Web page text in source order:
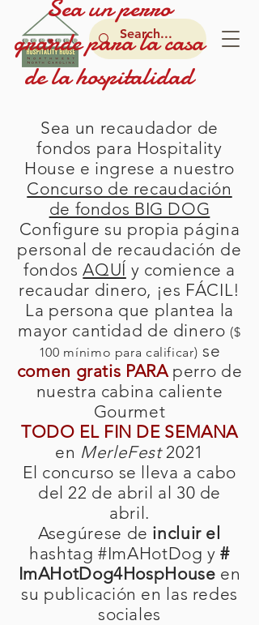
Sea un perro
grande para lacasa
de lahospitalidad
Sea un recaudador de
fondos para Hospitality
House e ingrese a nuestro
Concurso de recaudación
de fondos BIG DOG
Configure su propia página
personal de recaudación de
fondosAQUÍ y comience a
recaudar dinero, ¡es FÁCIL!
La persona que plantea la
mayor cantidad de dinero ($
100 mínimo para calificar) se
comen gratis PARA perro de
nuestra cabina caliente
Gourmet
TODO EL FIN DE SEMANA
en MerleFest2021
El concurso se lleva a cabo
del 22 de abril al 30 de
abril.
Asegúrese de incluir el
hashtag #ImAHotDog y#
ImAHotDog4HospHouse en
su publicación en las redes
sociales